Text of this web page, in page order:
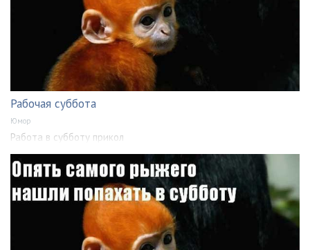
Рабочая суббота
Юмор
Работа в субботу прикол